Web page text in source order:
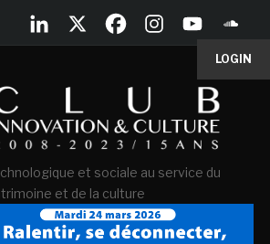
LOGIN
et sociale au service du
et de la culture